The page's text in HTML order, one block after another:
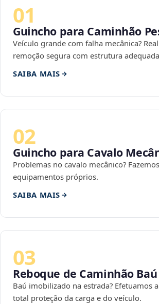
01
Guincho para Caminhão
Veículo grande com falha mecânica?
remoção segura com estrutura
SAIBA MAIS
02
Guincho para Cavalo
Problemas no cavalo mecânico?
equipamentos próprios.
SAIBA MAIS
03
Reboque de Caminhão Baú
Baú imobilizado na estrada? Efetuamos
total proteção da carga e do veículo.